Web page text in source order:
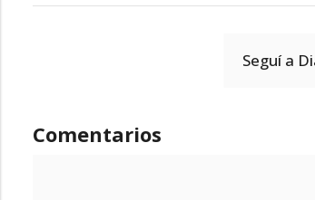
Seguí a
Comentarios